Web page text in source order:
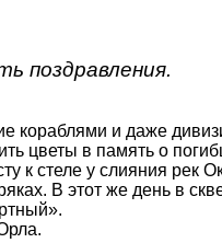
поздравления.
кораблями и даже
цветы в память о
к стеле у слияния рек
В этот же день в